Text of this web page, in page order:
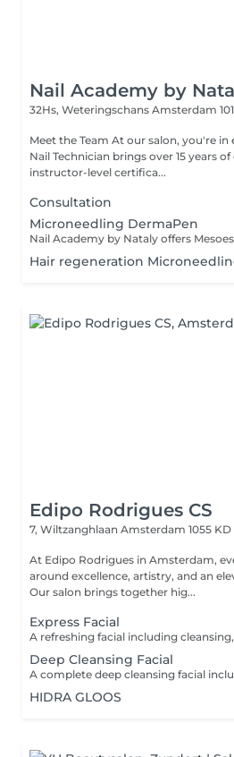
Nail Academy by
32Hs, Weteringschans Amsterdam
Meet the Team At our salon, you're in
Nail Technician brings over 15 years
instructor-level certifica...
Consultation
Microneedling DermaPen
Hair regeneration
Edipo Rodrigues CS
7, Wiltzanghlaan Amsterdam 1055 KD
At Edipo Rodrigues in Amsterdam,
around excellence, artistry, and an
Our salon brings together hig...
Express Facial
Deep Cleansing Facial
HIDRA GLOOS